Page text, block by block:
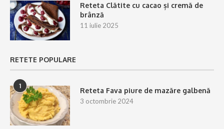
Reteta Clătite cu cacao și cremă de
brânză
11 iulie 2025
RETETE POPULARE
1
Reteta Fava piure de mazăre galbenă
3 octombrie 2024